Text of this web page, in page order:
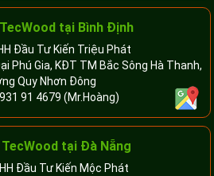
tại Bình Định
Đầu Tư Kiến Triệu Phát
Phú Gia, KĐT TM Bắc Sông Hà Thanh,
Quy Nhơn Đông
91 4679 (Mr.Hoàng)
TecWood tại Đà Nẵng
Đầu Tư Kiến Mộc Phát